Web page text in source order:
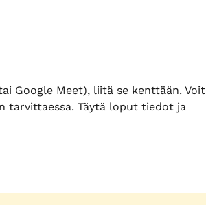
Google Meet), liitä se kenttään. Voit
tarvittaessa. Täytä loput tiedot ja